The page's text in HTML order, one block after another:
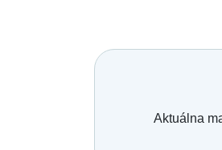
Aktuálna